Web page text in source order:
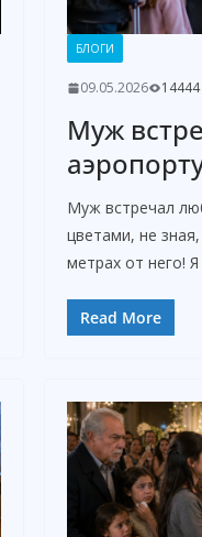
БЛОГИ
09.05.2026
Муж
Муж встречал
цветами, не
метрах от него! Я
Read More